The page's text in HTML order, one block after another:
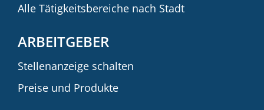
Alle Tätigkeitsbereiche nach Stadt
ARBEITGEBER
Stellenanzeige schalten
Preise und Produkte